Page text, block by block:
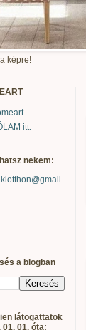
képre!
itt:
nekem:
a blogban
látogattatok
01. 01. óta: